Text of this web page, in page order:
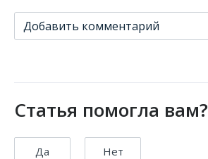
Добавить комментарий
Статья помогла вам?
Да Нет